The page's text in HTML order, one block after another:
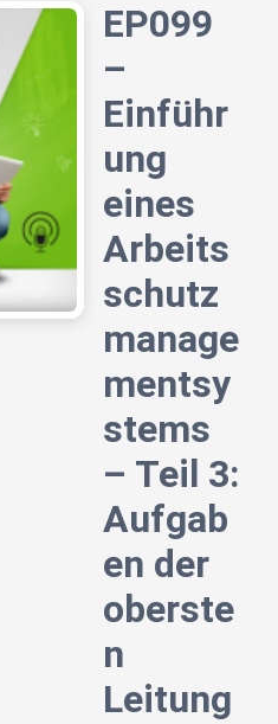
EP099
–
Einführ
ung
eines
Arbeits
schutz
manage
mentsy
stems
– Teil 3:
Aufgab
en der
oberste
n
Leitung